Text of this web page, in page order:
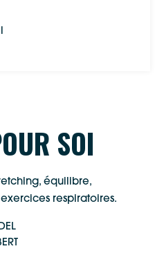
SOI
équilibre,
respiratoires.